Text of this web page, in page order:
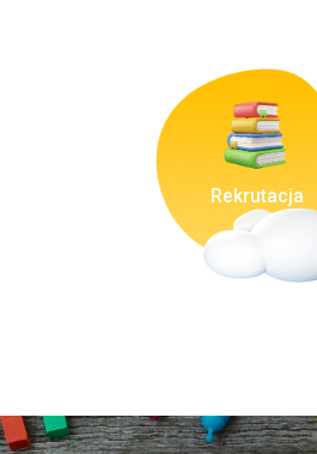
Rekrutacja